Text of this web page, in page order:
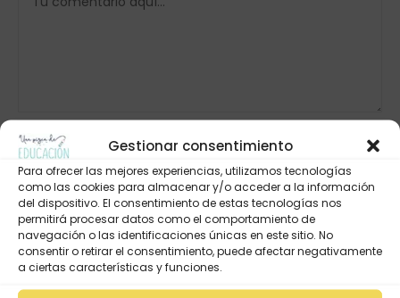
Gestionar consentimiento
Para ofrecer las mejores experiencias, utilizamos tecnologías
como las cookies para almacenar y/o acceder a la información
del dispositivo. El consentimiento de estas tecnologías nos
permitirá procesar datos como el comportamiento de
navegación o las identificaciones únicas en este sitio. No
consentir o retirar el consentimiento, puede afectar negativamente
a ciertas características y funciones.